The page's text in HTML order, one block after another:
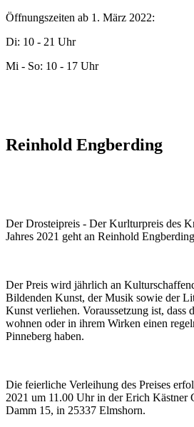
Öffnungszeiten ab 1. März 2022:
Di: 10 - 21 Uhr
Mi - So: 10 - 17 Uhr
Reinhold Engberding
Der Drosteipreis - Der Kurlturpreis des
Jahres 2021 geht an Reinhold
Der Preis wird jährlich an
Bildenden Kunst, der Musik sowie der
Kunst verliehen. Voraussetzung ist, dass
wohnen oder in ihrem Wirken einen
Pinneberg haben.
Die feierliche Verleihung des Preises
2021 um 11.00 Uhr in der Erich Kästner
Damm 15, in 25337 Elmshorn.